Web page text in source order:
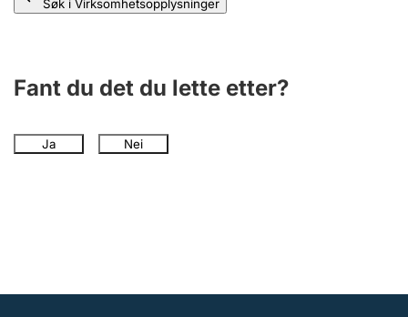
Søk i Virksomhetsopplysninger
Fant du det du lette etter?
Ja Nei